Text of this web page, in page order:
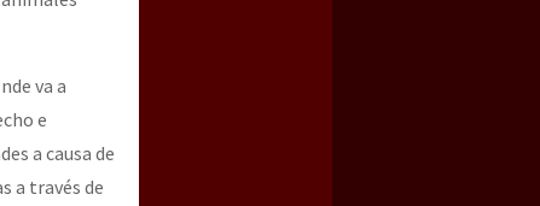
va a
e
a causa de
a través de